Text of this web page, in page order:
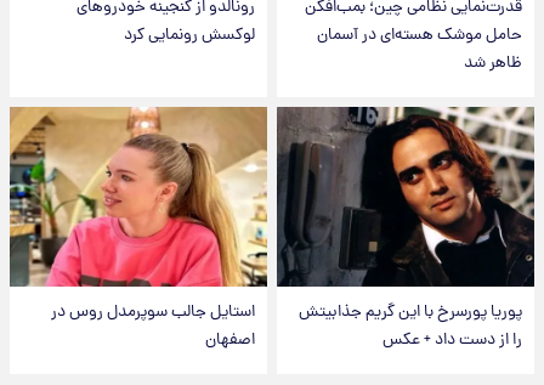
قدرت‌نمایی نظامی چین؛ بمب‌افکن
حامل موشک هسته‌ای در آسمان
ظاهر شد
رونالدو از گنجینه خودروهای
لوکسش رونمایی کرد
پوریا پورسرخ با این گریم جذابیتش
را از دست داد + عکس
استایل جالب سوپرمدل روس در
اصفهان